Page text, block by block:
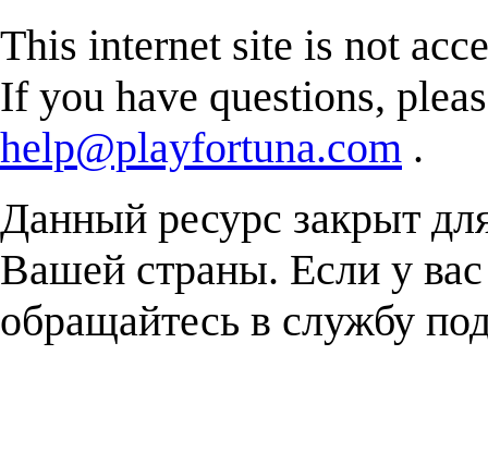
This internet site is not
If you have questions,
help@playfortuna.com .
Данный ресурс закрыт
Вашей страны. Если у
обращайтесь в службу